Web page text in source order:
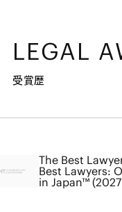
LEGAL
受賞歴
The Best
Best Lawyers:
in Japan™